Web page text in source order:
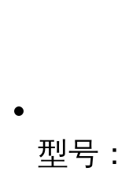
型号：